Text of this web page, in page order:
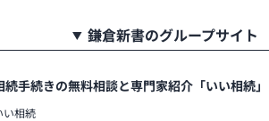
鎌倉新書のグループサイト
続手続きの無料相談と専門家紹介「いい相続」
い相続